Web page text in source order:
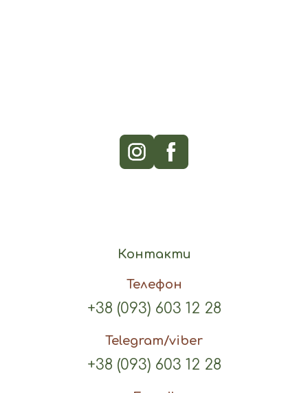
Контакти
Телефон
+38 (093) 603 12 28
Telegram/viber
+38 (093) 603 12 28